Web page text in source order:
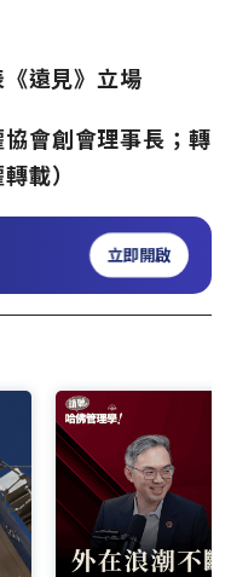
遠見》立場
協會創會理事長；轉
載）
立即開啟